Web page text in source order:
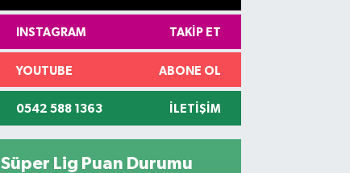
INSTAGRAM TAKIP ET
YOUTUBE ABONE OL
0542 588 1363 İLETIŞIM
Süper Lig Puan Durumu